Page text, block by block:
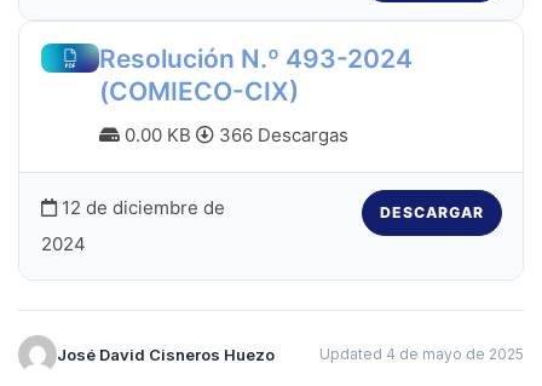
Resolución N.º 493-2024
(COMIECO-CIX)
0.00 KB 366 Descargas
12 de diciembre de
2024
DESCARGAR
José David Cisneros Huezo Updated 4 de mayo de 2025